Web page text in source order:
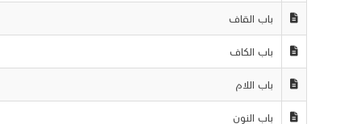
باب القاف
باب الكاف
باب اللام
باب النون